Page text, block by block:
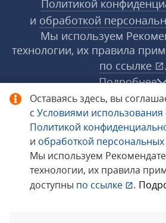
Оставаясь здесь, вы
с Условиями использования
Политикой
и обработкой
Мы используем
технологии, их правила
доступны по ссылке .
Политикой
и обработкой
Мы используем
технологии, их правила
по ссылке
.
Подробнее
© 1998−2026 «1С‑Рарус»
защищены.
Сообщить об